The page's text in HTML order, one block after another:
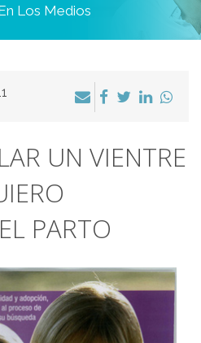
Los Medios
UN VIENTRE
PARTO